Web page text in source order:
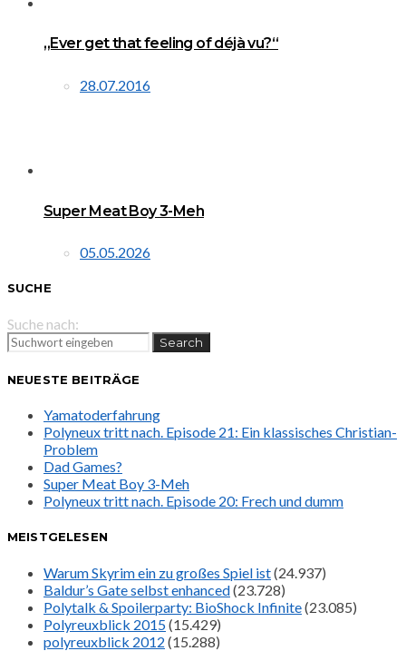
„Ever get that feeling of déjà vu?“
28.07.2016
Super Meat Boy 3-Meh
05.05.2026
SUCHE
Suche nach:
Search
NEUESTE BEITRÄGE
Yamatoderfahrung
Polyneux tritt nach. Episode 21: Ein klassisches Christian-
Problem
Dad Games?
Super Meat Boy 3-Meh
Polyneux tritt nach. Episode 20: Frech und dumm
MEISTGELESEN
Warum Skyrim ein zu großes Spiel ist(24.937)
Baldur’s Gate selbst enhanced(23.728)
Polytalk & Spoilerparty: BioShock Infinite(23.085)
Polyreuxblick 2015(15.429)
polyreuxblick 2012 (15.288)